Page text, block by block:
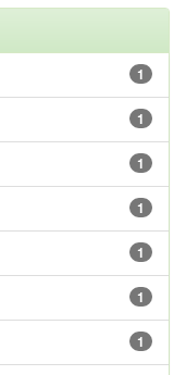
1
1
1
1
1
1
1